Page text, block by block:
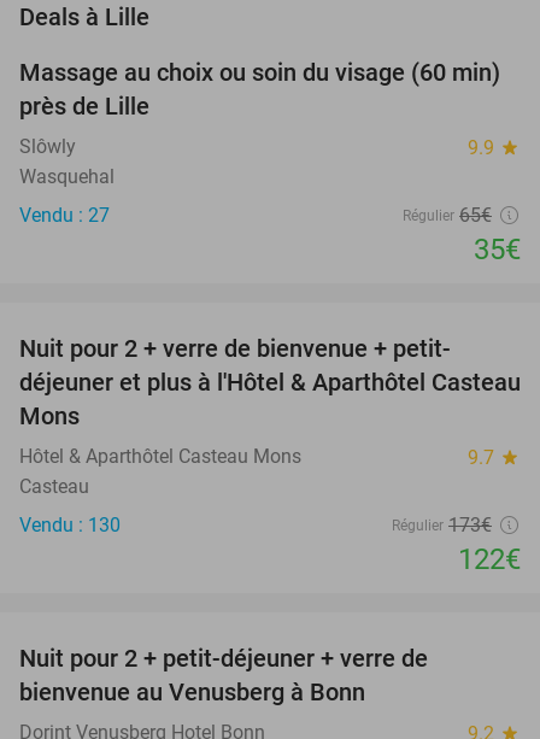
Deals à Lille
46%
Massage au choix ou soin du visage (60 min)
près de Lille
Slôwly 9.9 star
Wasquehal
Vendu : 27
Régulier 65€
35€
NEW
TODAY
Nuit pour 2 + verre de bienvenue + petit-
déjeuner et plus à l'Hôtel & Aparthôtel Casteau
Mons
Hôtel & Aparthôtel Casteau Mons 9.7 star
Casteau
Vendu : 130
Régulier 173€
122€
Nuit pour 2 + petit-déjeuner + verre de
bienvenue au Venusberg à Bonn
Dorint Venusberg Hotel Bonn 9.2 star